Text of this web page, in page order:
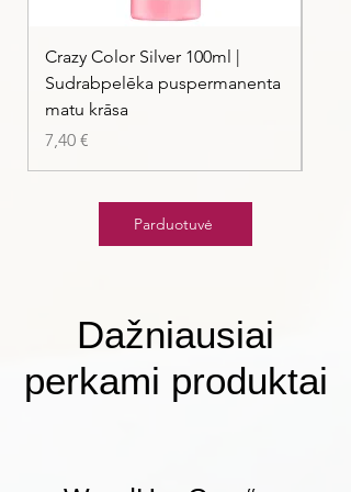
Crazy Color Silver 100ml |
Sudrabpelēka puspermanenta
matu krāsa
Kaina
7,40 €
Parduotuvė
Dažniausiai
perkami produktai